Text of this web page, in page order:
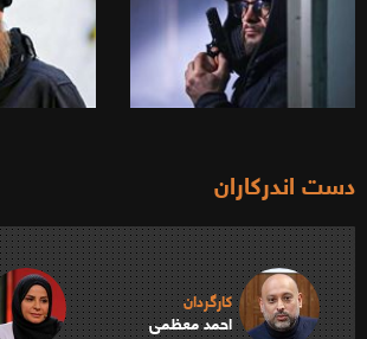
دست اندرکاران
کارگردان
احمد معظمی